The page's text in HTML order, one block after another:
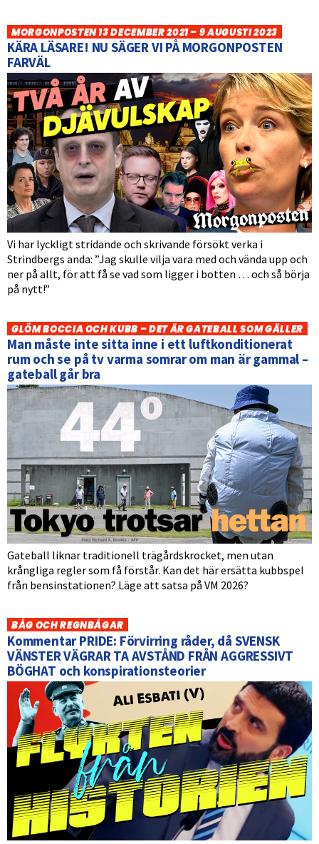
MORGONPOSTEN 13 DECEMBER 2021 – 9 AUGUSTI 2023
KÄRA LÄSARE! NU SÄGER VI PÅ MORGONPOSTEN
FARVÄL
Vi har lyckligt stridande och skrivande försökt verka i
Strindbergs anda: ”Jag skulle vilja vara med och vända upp och
ner på allt, för att få se vad som ligger i botten … och så börja
på nytt!”
GLÖM BOCCIA OCH KUBB – DET ÄR GATEBALL SOM GÄLLER
Man måste inte sitta inne i ett luftkonditionerat
rum och se på tv varma somrar om man är gammal –
gateball går bra
Gateball liknar traditionell trägårdskrocket, men utan
krångliga regler som få förstår. Kan det här ersätta kubbspel
från bensinstationen? Läge att satsa på VM 2026?
BÅG OCH REGNBÅGAR
Kommentar PRIDE: Förvirring råder, då SVENSK
VÄNSTER VÄGRAR TA AVSTÅND FRÅN AGGRESSIVT
BÖGHAT och konspirationsteorier